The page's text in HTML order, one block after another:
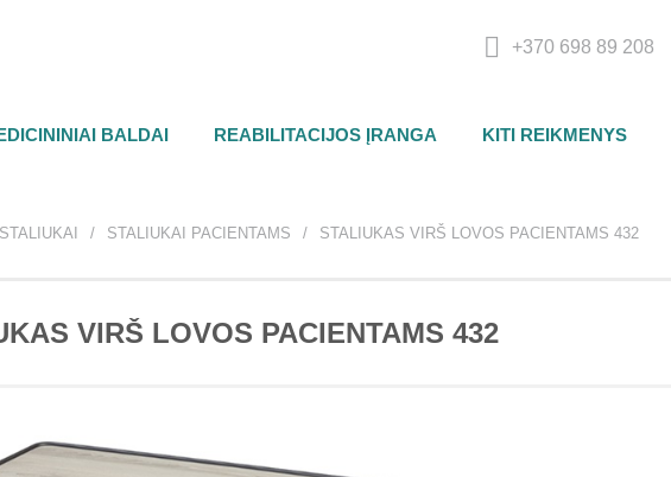
+370 698 89 208
BALDAI REABILITACIJOS ĮRANGA KITI REIKMENYS
STALIUKAI PACIENTAMS STALIUKAS VIRŠ LOVOS PACIENTAMS 432
VIRŠ LOVOS PACIENTAMS 432